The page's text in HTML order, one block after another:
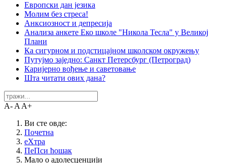
Европски дан језика
Молим без стреса!
Анксиозност и депресија
Анализа анкете Еко школе "Никола Тесла" у Великој
Плани
Ка сигурном и подстицајном школском окружењу
Путујмо заједно: Санкт Петерсбург (Петроград)
Каријерно вођење и саветовање
Шта читати ових дана?
A- A A+
Ви сте овде:
Почетна
еXтра
ПеПси ћошак
Мало о адолесценцији